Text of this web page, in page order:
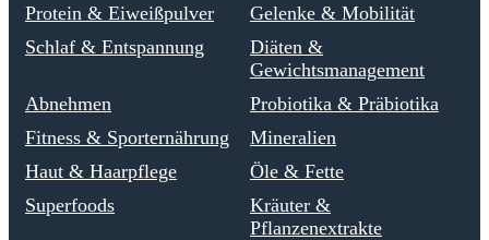
Protein & Eiweißpulver
Gelenke & Mobilität
Schlaf & Entspannung
Diäten &
Gewichtsmanagement
Abnehmen
Probiotika & Präbiotika
Fitness & Sporternährung
Mineralien
Haut & Haarpflege
Öle & Fette
Superfoods
Kräuter &
Pflanzenextrakte